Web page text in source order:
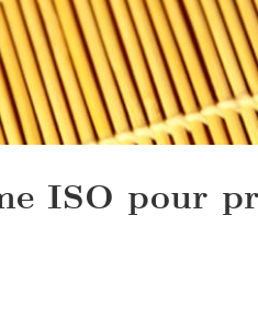
ISO pour